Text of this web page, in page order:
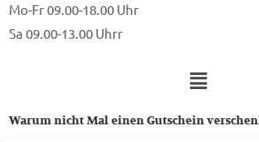
Mo-Fr 09.00-18.00 Uhr
Sa 09.00-13.00 Uhrr
Warum nicht Mal einen Gutschein